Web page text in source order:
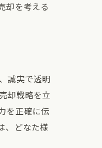
却を考える
誠実で透明
却戦略を立
を正確に伝
、どなた様